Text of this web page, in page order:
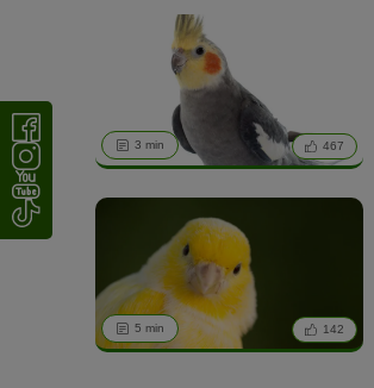
3 min 467
5 min 142